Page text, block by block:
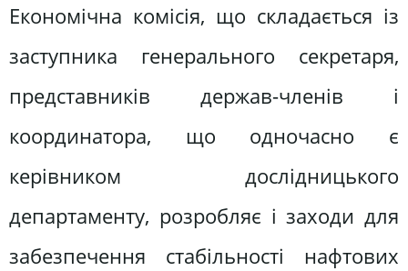
Економічна комісія, що складається із
заступника генерального секретаря,
представників держав-членів і
координатора, що одночасно є
керівником дослідницького
департаменту, розробляє і заходи для
забезпечення стабільності нафтових